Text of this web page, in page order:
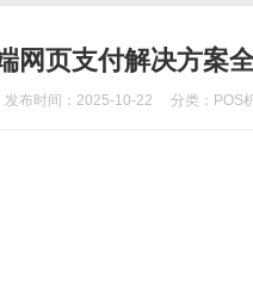
网页支付解决方案
发布时间：2025-10-22 分类： POS